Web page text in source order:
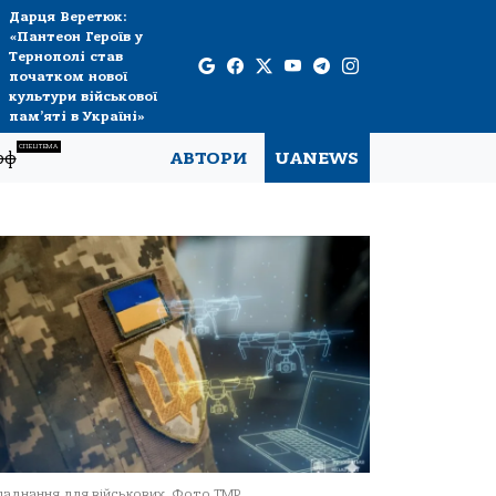
Дарця Веретюк:
«Пантеон Героїв у
Тернополі став
початком нової
культури військової
пам’яті в Україні»
СПЕЦТЕМА
АВТОРИ UANEWS